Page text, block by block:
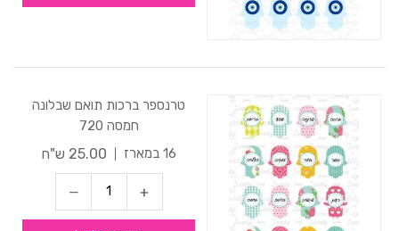
טרנספר ברכות תואם שבלונה
חמסה 720
16 במארז
25.00 ש"ח